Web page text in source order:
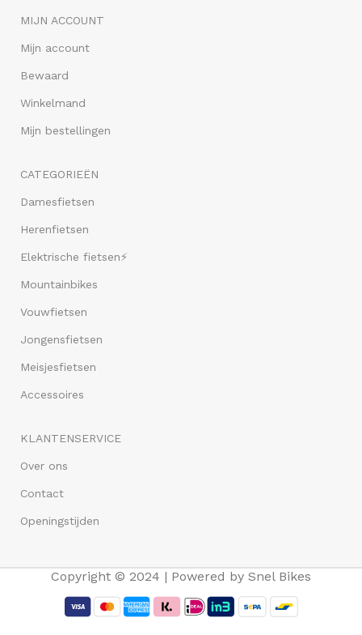
MIJN ACCOUNT
Mijn account
Bewaard
Winkelmand
Mijn bestellingen
CATEGORIEËN
Damesfietsen
Herenfietsen
Elektrische fietsen⚡
Mountainbikes
Vouwfietsen
Jongensfietsen
Meisjesfietsen
Accessoires
KLANTENSERVICE
Over ons
Contact
Openingstijden
Copyright © 2024 | Powered by Snel Bikes